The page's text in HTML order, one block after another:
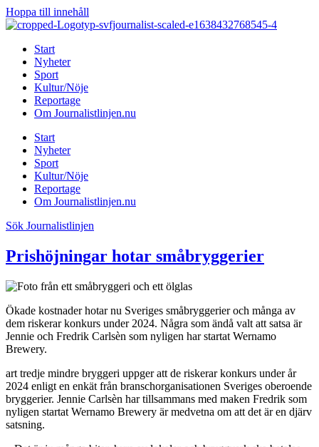
Hoppa till innehåll
Start
Nyheter
Sport
Kultur/Nöje
Reportage
Om Journalistlinjen.nu
Start
Nyheter
Sport
Kultur/Nöje
Reportage
Om Journalistlinjen.nu
Sök Journalistlinjen
Prishöjningar hotar småbryggerier
Ökade kostnader hotar nu Sveriges småbryggerier och många av
dem riskerar konkurs under 2024. Några som ändå valt att satsa är
Jennie och Fredrik Carlsèn som nyligen har startat Wernamo
Brewery.
art tredje mindre bryggeri uppger att de riskerar konkurs under år
2024 enligt en enkät från branschorganisationen Sveriges oberoende
bryggerier. Jennie Carlsèn har tillsammans med maken Fredrik som
nyligen startat Wernamo Brewery är medvetna om att det är en djärv
satsning.